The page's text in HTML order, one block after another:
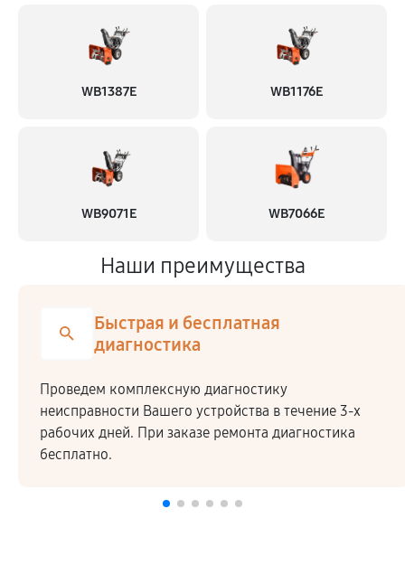
WB1387E WB1176E
WB9071E WB7066E
Наши преимущества
Быстрая и бесплатная
диагностика
Проведем комплексную диагностику
неисправности Вашего устройства в течение 3-х
рабочих дней. При заказе ремонта диагностика
бесплатно.